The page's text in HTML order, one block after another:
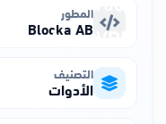
المطور
Blocka AB
التصنيف
الأدوات